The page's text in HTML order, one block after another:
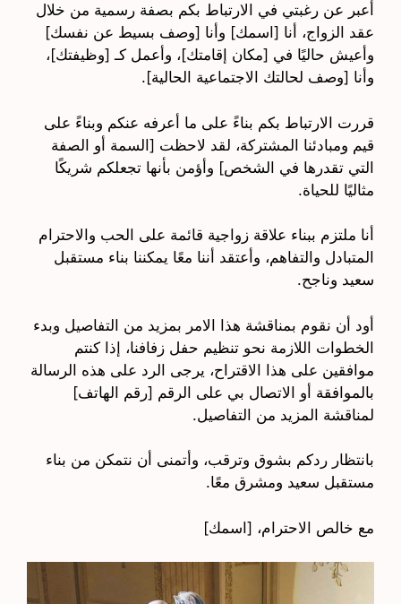
أعبر عن رغبتي في الارتباط بكم بصفة رسمية من خلال
عقد الزواج، أنا [اسمك] وأنا [وصف بسيط عن نفسك]
وأعيش حاليًا في [مكان إقامتك]، وأعمل كـ [وظيفتك]،
وأنا [وصف لحالتك الاجتماعية الحالية].
قررت الارتباط بكم بناءً على ما أعرفه عنكم وبناءً على
قيم ومبادئنا المشتركة، لقد لاحظت [السمة أو الصفة
التي تقدرها في الشخص] وأؤمن بأنها تجعلكم شريكًا
مثاليًا للحياة.
أنا ملتزم ببناء علاقة زواجية قائمة على الحب والاحترام
المتبادل والتفاهم، وأعتقد أننا معًا يمكننا بناء مستقبل
سعيد وناجح.
أود أن نقوم بمناقشة هذا الامر بمزيد من التفاصيل وبدء
الخطوات اللازمة نحو تنظيم حفل زفافنا، إذا كنتم
موافقين على هذا الاقتراح، يرجى الرد على هذه الرسالة
بالموافقة أو الاتصال بي على الرقم [رقم الهاتف]
لمناقشة المزيد من التفاصيل.
بانتظار ردكم بشوق وترقب، وأتمنى أن نتمكن من بناء
مستقبل سعيد ومشرق معًا.
مع خالص الاحترام، [اسمك]